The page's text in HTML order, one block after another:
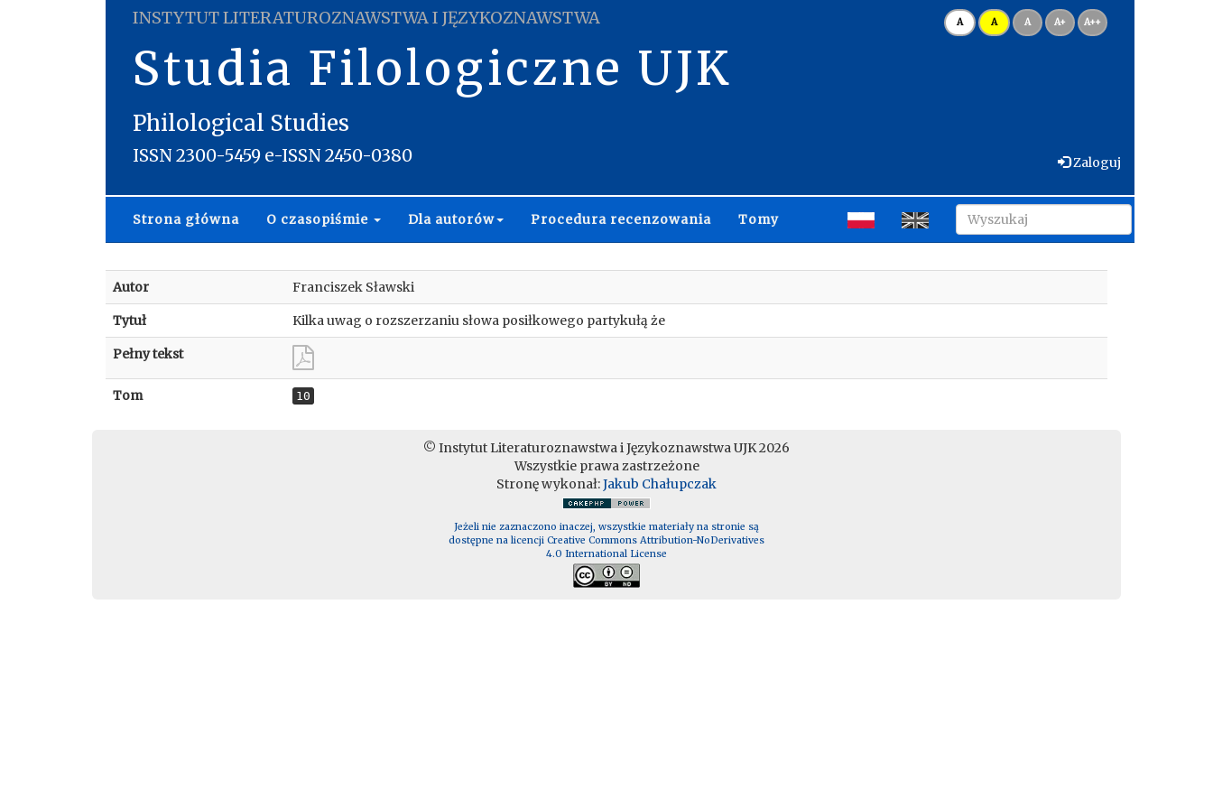
INSTYTUT LITERATUROZNAWSTWA I JĘZYKOZNAWSTWA
Studia Filologiczne UJK
Philological Studies
ISSN 2300-5459 e-ISSN 2450-0380
A A A A+ A++
Zaloguj
Strona główna O czasopiśmie Dla autorów Procedura recenzowania Tomy
Autor Franciszek Sławski
Tytuł Kilka uwag o rozszerzaniu słowa posiłkowego partykułą że
Pełny tekst
Tom 10
© Instytut Literaturoznawstwa i Językoznawstwa UJK 2026
Wszystkie prawa zastrzeżone
Stronę wykonał:Jakub Chałupczak
Jeżeli nie zaznaczono inaczej, wszystkie materiały na stronie są
dostępne na licencji Creative Commons Attribution-NoDerivatives
4.0 International License